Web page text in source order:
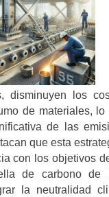
disminuyen los
de materiales,
de las
que esta
con los objetivos
de carbono de
la neutralidad